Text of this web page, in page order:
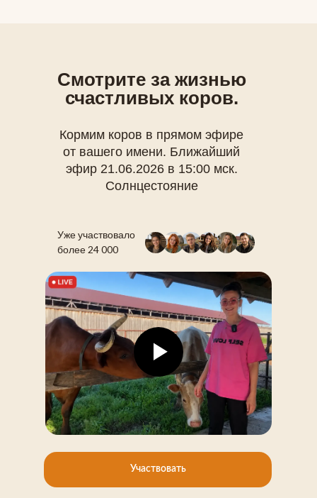
Смотрите за жизнью
счастливых коров.
Кормим коров в прямом эфире
от вашего имени. Ближайший
эфир 21.06.2026 в 15:00 мск.
Солнцестояние
Уже участвовало
более 24 000
Участвовать